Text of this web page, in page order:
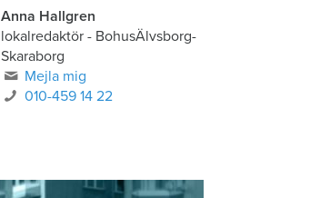
Anna Hallgren
lokalredaktör - BohusÄlvsborg-
Skaraborg
Mejla mig
010-459 14 22